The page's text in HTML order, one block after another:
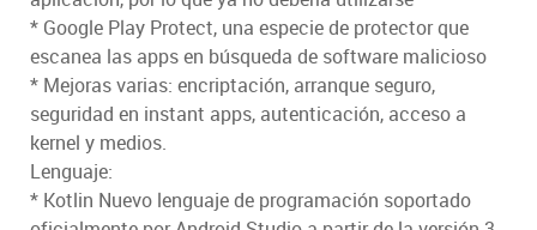
* Google Play Protect, una especie de protector que
escanea las apps en búsqueda de software malicioso
* Mejoras varias: encriptación, arranque seguro,
seguridad en instant apps, autenticación, acceso a
kernel y medios.
Lenguaje:
* Kotlin Nuevo lenguaje de programación soportado